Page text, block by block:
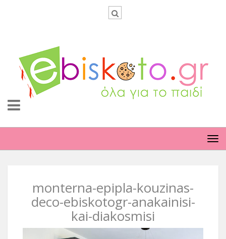
monterna-epipla-kouzinas-
deco-ebiskotogr-anakainisi-
kai-diakosmisi